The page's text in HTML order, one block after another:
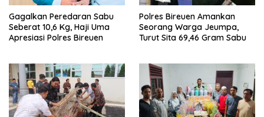
Gagalkan Peredaran Sabu
Seberat 10,6 Kg, Haji Uma
Apresiasi Polres Bireuen
Polres Bireuen Amankan
Seorang Warga Jeumpa,
Turut Sita 69,46 Gram Sabu